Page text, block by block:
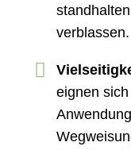
verblassen.
eignen